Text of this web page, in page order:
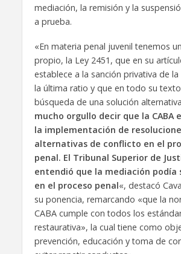
mediación, la remisión y la
a prueba.
«En materia penal juvenil tenemos
propio, la Ley 2451, que en su
establece a la sanción privativa de
la última ratio y que en todo su
búsqueda de una solución
mucho orgullo decir que la CABA
la implementación de
alternativas de conflicto en el
penal. El Tribunal Superior de
entendió que la mediación podía
en el proceso penal«, destacó
su ponencia, remarcando «que la
CABA cumple con todos los
restaurativa», la cual tiene como
prevención, educación y toma de